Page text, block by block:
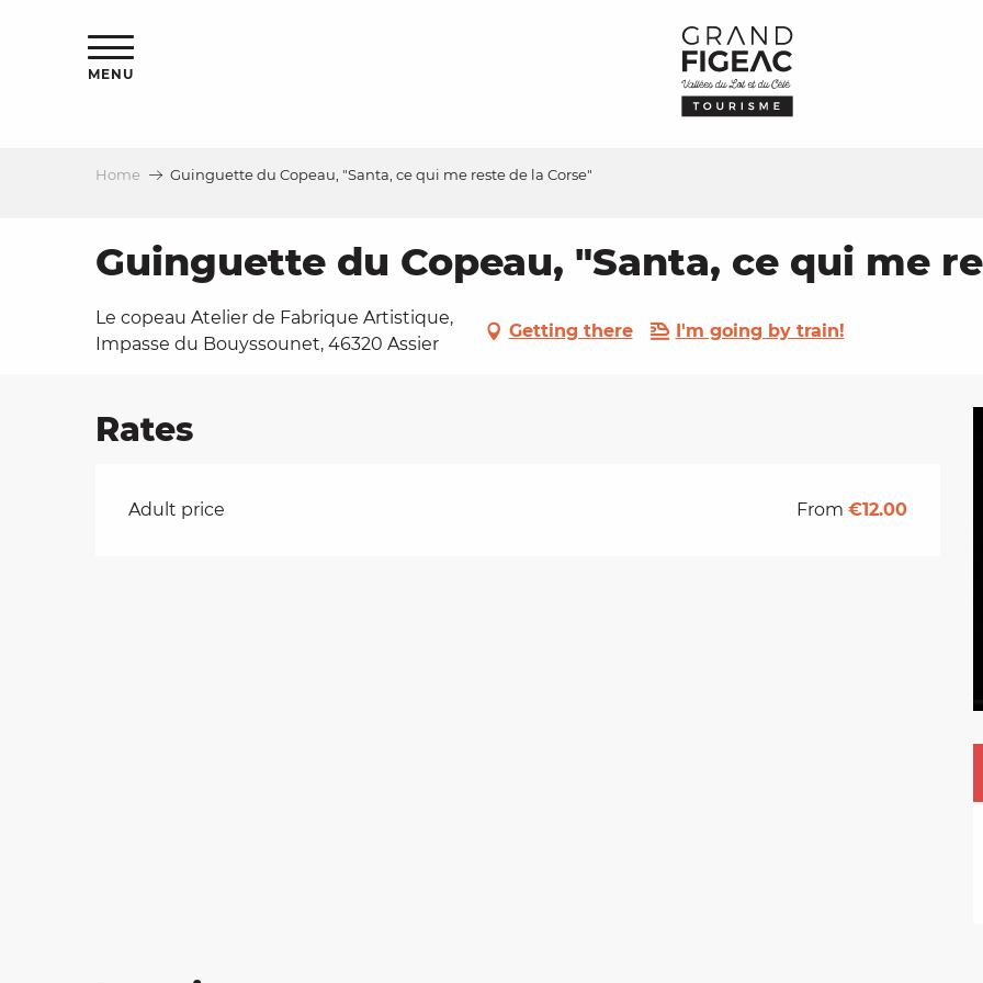
MENU
Home Guinguette du Copeau, "Santa, ce qui me reste de la Corse"
Guinguette du Copeau, "Santa, ce qui me
Le copeau Atelier de Fabrique Artistique,
Impasse du Bouyssounet, 46320 Assier
Getting there I'm going by train!
Rates
Rates 2026
Adult price From€12.00